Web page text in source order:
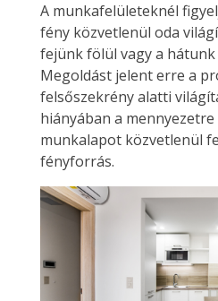
A munkafelületeknél
fény közvetlenül oda
fejünk fölül vagy a
Megoldást jelent erre a
felsőszekrény alatti
hiányában a
munkalapot közvetlenül
fényforrás.